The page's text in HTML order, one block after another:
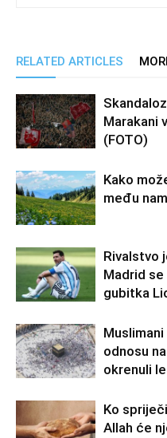
RELATED ARTICLES
Marakani
(FOTO)
Kako
među
Rivalstvo
Madrid
gubitka
odnosu
okrenuli
Ko
Allah će